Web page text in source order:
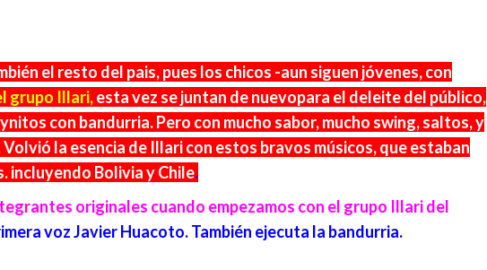
el resto del pais, pues los chicos -aun siguen jóvenes, con
grupo Illari,esta vez se juntan de nuevopara el deleite del público,
con bandurria. Pero con mucho sabor, mucho swing, saltos, y
la esencia de Illari con estos bravos músicos, que estaban
incluyendo Bolivia y Chile.
originales cuando empezamos con el grupo Illari del
voz Javier Huacoto. También ejecuta la bandurria.